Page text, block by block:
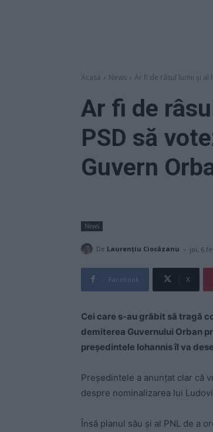
Acasă News Ar fi de râsul lumii şi al
Ar fi de
PSD să
Guvern
News
De Laurențiu Ciocăzanu - joi, 6
Facebook X
Cei care s-au grăbit să tragă
demiterea Guvernului Orban
preşedintele Iohannis îl va
Preşedintele a anunţat clar că
despre nominalizarea lui
Însă planul său şi al PNL de a